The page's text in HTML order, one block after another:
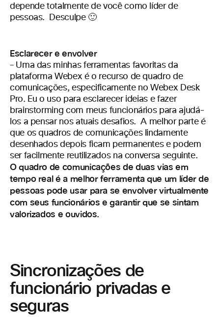
depende totalmente de você como líder de
pessoas. Desculpe 🙂
Esclarecer e envolver
– Uma das minhas ferramentas favoritas da
plataforma Webex é o recurso de quadro de
comunicações, especificamente no Webex Desk
Pro. Eu o uso para esclarecer ideias e fazer
brainstorming com meus funcionários para ajudá-
los a pensar nos atuais desafios. A melhor parte é
que os quadros de comunicações lindamente
desenhados depois ficam permanentes e podem
ser facilmente reutilizados na conversa seguinte.
O quadro de comunicações de duas vias em
tempo real é a melhor ferramenta que um líder de
pessoas pode usar para se envolver virtualmente
com seus funcionários e garantir que se sintam
valorizados e ouvidos.
Sincronizações de
funcionário privadas e
seguras